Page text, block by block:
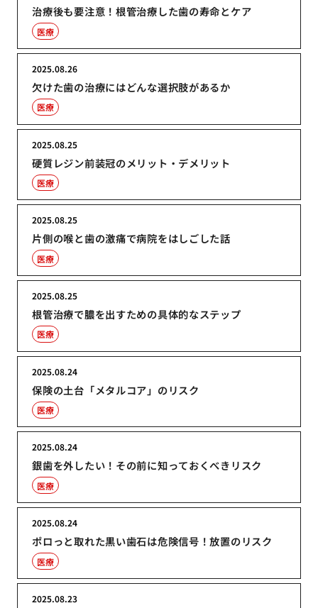
治療後も要注意！根管治療した歯の寿命とケア
医療
欠けた歯の治療にはどんな選択肢があるか
2025.08.26
医療
硬質レジン前装冠のメリット・デメリット
2025.08.25
医療
片側の喉と歯の激痛で病院をはしごした話
2025.08.25
医療
根管治療で膿を出すための具体的なステップ
2025.08.25
医療
保険の土台「メタルコア」のリスク
2025.08.24
医療
銀歯を外したい！その前に知っておくべきリスク
2025.08.24
医療
ポロっと取れた黒い歯石は危険信号！放置のリスク
2025.08.24
医療
2025.08.23